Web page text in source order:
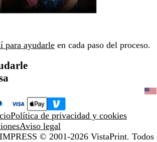
para ayudarle en cada paso del proceso.
Política de privacidad y cookies
Aviso legal
© 2001-2026 VistaPrint. Todos